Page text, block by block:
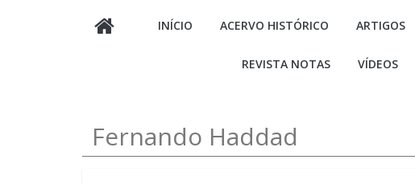
INÍCIO ACERVO HISTÓRICO ARTIGOS
REVISTA NOTAS VÍDEOS
Fernando Haddad